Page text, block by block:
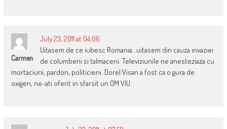
Carmen
July 23, 2011 at 04:06
Uitasem de ce iubesc Romania…uitasem din cauza invaziei
de columbeni si talmaceni. Televiziunile ne anesteziaza cu
mortaciuni, pardon, politicieni. Dorel Visan a fost ca o gura de
oxigen, ne-ati oferit in sfarsit un OM VIU.